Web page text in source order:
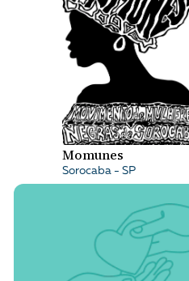
Momunes
Sorocaba - SP